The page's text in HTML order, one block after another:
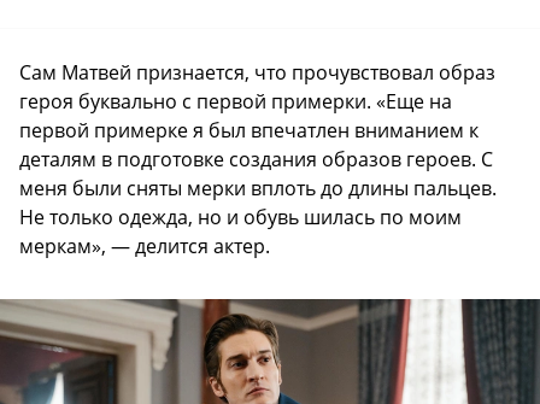
Сам Матвей признается, что прочувствовал образ
героя буквально с первой примерки. «Еще на
первой примерке я был впечатлен вниманием к
деталям в подготовке создания образов героев. С
меня были сняты мерки вплоть до длины пальцев.
Не только одежда, но и обувь шилась по моим
меркам», — делится актер.